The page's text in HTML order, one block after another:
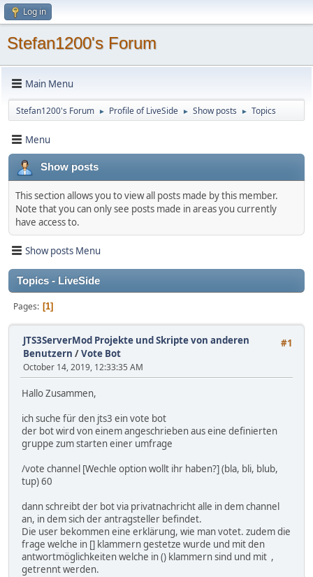
Log in
Stefan1200's Forum
Main Menu
Stefan1200's Forum ► Profile of LiveSide ► Show posts ► Topics
Menu
Show posts
This section allows you to view all posts made by this member.
Note that you can only see posts made in areas you currently
have access to.
Show posts Menu
Topics - LiveSide
Pages 1
#1
JTS3ServerMod Projekte und Skripte von anderen
Benutzern /Vote Bot
October 14, 2019, 12:33:35 AM
Hallo Zusammen,
ich suche für den jts3 ein vote bot
der bot wird von einem angeschrieben aus eine definierten
gruppe zum starten einer umfrage
/vote channel [Wechle option wollt ihr haben?] (bla, bli, blub,
tup) 60
dann schreibt der bot via privatnachricht alle in dem channel
an, in dem sich der antragsteller befindet.
Die user bekommen eine erklärung, wie man votet. zudem die
frage welche in [] klammern gestetze wurde und mit den
antwortmöglichkeiten welche in () klammern sind und mit ,
getrennt werden.